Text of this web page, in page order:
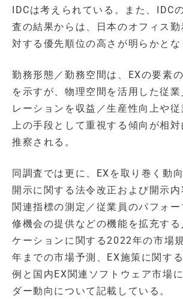
IDCは考えられている。また、IDC
査の結果からは、日本のオフィス
対する優先順位の高さが明らかとな
勤務形態／勤務空間は、EXの要素
を示すが、物理空間を活用した従
レーションを収益／生産性向上や
上の手段として重視する傾向が相
推察される。
同調査では更に、EXを取り巻く動
開示に関する法令改正および開示
関連指標の測定／従業員のパフォ
修機会の提供などの機能を拡充する
ケーションに関する2022年の市場
年までの市場予測、EX施策に関す
例と国内EX関連ソフトウェア市場
ダー動向について記載している。